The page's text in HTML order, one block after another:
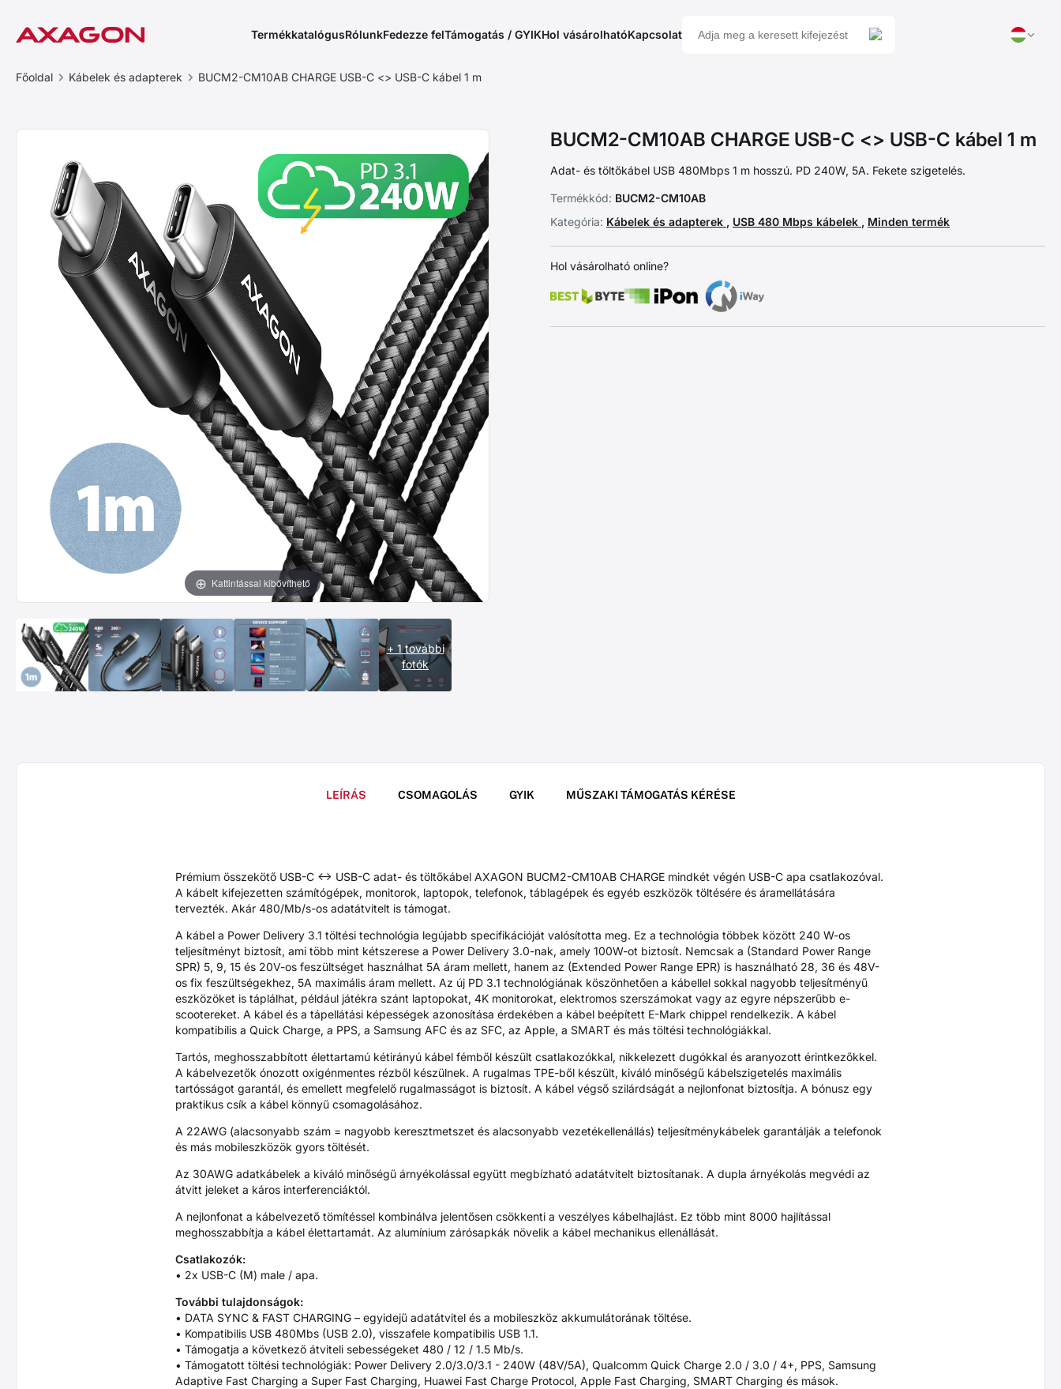
TermékkatalógusRólunkFedezze felTámogatás / GYIKHol vásárolhatóKapcsolat
Főoldal Kábelek és adapterek BUCM2-CM10AB CHARGE USB-C <> USB-C kábel 1 m
Kattintással kibővíthető
+ 1 további
fotók
BUCM2-CM10AB CHARGE USB-C <> USB-C kábel 1 m
Adat- és töltőkábel USB 480Mbps 1 m hosszú. PD 240W, 5A. Fekete szigetelés.
Termékkód: BUCM2-CM10AB
Kategória: Kábelek és adapterek , USB 480 Mbps kábelek , Minden termék
Hol vásárolható online?
LEÍRÁS CSOMAGOLÁS GYIK MŰSZAKI TÁMOGATÁS KÉRÉSE
Prémium összekötő USB-C <-> USB-C adat- és töltőkábel AXAGON BUCM2-CM10AB CHARGE mindkét végén USB-C apa csatlakozóval.
A kábelt kifejezetten számítógépek, monitorok, laptopok, telefonok, táblagépek és egyéb eszközök töltésére és áramellátására
tervezték. Akár 480/Mb/s-os adatátvitelt is támogat.
A kábel a Power Delivery 3.1 töltési technológia legújabb specifikációját valósította meg. Ez a technológia többek között 240 W-os
teljesítményt biztosít, ami több mint kétszerese a Power Delivery 3.0-nak, amely 100W-ot biztosít. Nemcsak a (Standard Power Range
SPR) 5, 9, 15 és 20V-os feszültséget használhat 5A áram mellett, hanem az (Extended Power Range EPR) is használható 28, 36 és 48V-
os fix feszültségekhez, 5A maximális áram mellett. Az új PD 3.1 technológiának köszönhetően a kábellel sokkal nagyobb teljesítményű
eszközöket is táplálhat, például játékra szánt laptopokat, 4K monitorokat, elektromos szerszámokat vagy az egyre népszerűbb e-
scootereket. A kábel és a tápellátási képességek azonosítása érdekében a kábel beépített E-Mark chippel rendelkezik. A kábel
kompatibilis a Quick Charge, a PPS, a Samsung AFC és az SFC, az Apple, a SMART és más töltési technológiákkal.
Tartós, meghosszabbított élettartamú kétirányú kábel fémből készült csatlakozókkal, nikkelezett dugókkal és aranyozott érintkezőkkel.
A kábelvezetők ónozott oxigénmentes rézből készülnek. A rugalmas TPE-ből készült, kiváló minőségű kábelszigetelés maximális
tartósságot garantál, és emellett megfelelő rugalmasságot is biztosít. A kábel végső szilárdságát a nejlonfonat biztosítja. A bónusz egy
praktikus csík a kábel könnyű csomagolásához.
A 22AWG (alacsonyabb szám = nagyobb keresztmetszet és alacsonyabb vezetékellenállás) teljesítménykábelek garantálják a telefonok
és más mobileszközök gyors töltését.
Az 30AWG adatkábelek a kiváló minőségű árnyékolással együtt megbízható adatátvitelt biztosítanak. A dupla árnyékolás megvédi az
átvitt jeleket a káros interferenciáktól.
A nejlonfonat a kábelvezető tömítéssel kombinálva jelentősen csökkenti a veszélyes kábelhajlást. Ez több mint 8000 hajlítással
meghosszabbítja a kábel élettartamát. Az alumínium zárósapkák növelik a kábel mechanikus ellenállását.
Csatlakozók:
• 2x USB-C (M) male / apa.
További tulajdonságok:
• DATA SYNC & FAST CHARGING – egyidejű adatátvitel és a mobileszköz akkumulátorának töltése.
• Kompatibilis USB 480Mbs (USB 2.0), visszafele kompatibilis USB 1.1.
• Támogatja a következő átviteli sebességeket 480 / 12 / 1.5 Mb/s.
• Támogatott töltési technológiák: Power Delivery 2.0/3.0/3.1 - 240W (48V/5A), Qualcomm Quick Charge 2.0 / 3.0 / 4+, PPS, Samsung
Adaptive Fast Charging a Super Fast Charging, Huawei Fast Charge Protocol, Apple Fast Charging, SMART Charging és mások.